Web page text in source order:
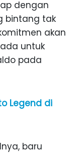
dengan
bintang tak
akan
untuk
pada
Legend di
baru